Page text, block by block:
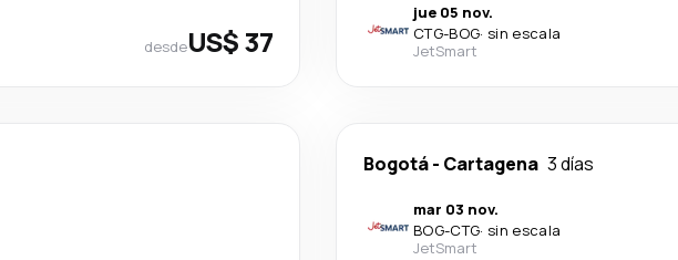
desdeUS$ 37
jue 05 nov.
CTG-BOG· sin escala
JetSmart
Bogotá- Cartagena 3 días
mar 03 nov.
BOG-CTG· sin escala
JetSmart